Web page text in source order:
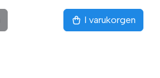
I varukorgen